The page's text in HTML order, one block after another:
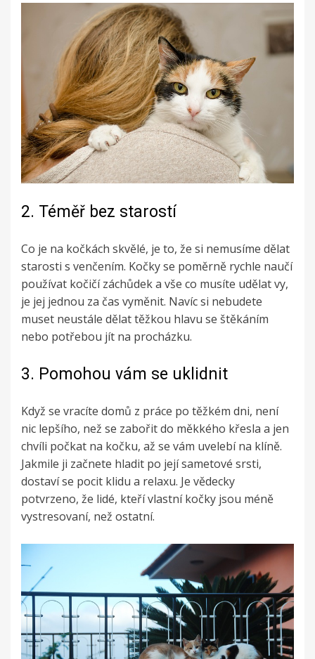
2. Téměř bez starostí
Co je na kočkách skvělé, je to, že si nemusíme dělat
starosti s venčením. Kočky se poměrně rychle naučí
používat kočičí záchůdek a vše co musíte udělat vy,
je jej jednou za čas vyměnit. Navíc si nebudete
muset neustále dělat těžkou hlavu se štěkáním
nebo potřebou jít na procházku.
3. Pomohou vám se uklidnit
Když se vracíte domů z práce po těžkém dni, není
nic lepšího, než se zabořit do měkkého křesla a jen
chvíli počkat na kočku, až se vám uvelebí na klíně.
Jakmile ji začnete hladit po její sametové srsti,
dostaví se pocit klidu a relaxu. Je vědecky
potvrzeno, že lidé, kteří vlastní kočky jsou méně
vystresovaní, než ostatní.